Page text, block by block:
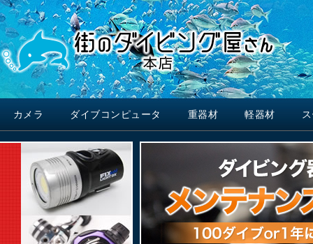
カメラ ダイブコンピュータ 重器材 軽器材